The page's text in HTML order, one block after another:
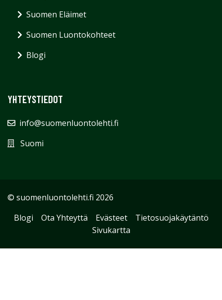
Suomen Eläimet
Suomen Luontokohteet
Blogi
YHTEYSTIEDOT
info@suomenluontolehti.fi
Suomi
© suomenluontolehti.fi 2026
Blogi
Ota Yhteyttä Evästeet
Tietosuojakäytäntö
Sivukartta